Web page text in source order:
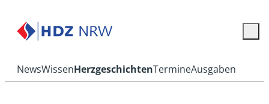
NewsWissenHerzgeschichtenTermineAusgaben